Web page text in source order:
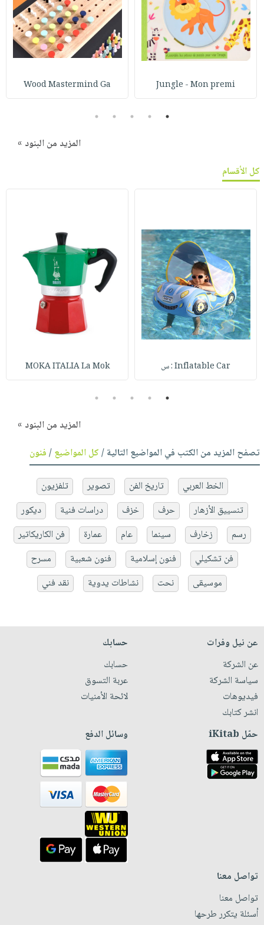
Jungle - Mon premi
Wood Mastermind Ga
1
2
3
4
5
المزيد من البنود »
كل الأقسام
Inflatable Car : س MOKA ITALIA La Mok
1
2
3
4
5
المزيد من البنود »
تصفح المزيد من الكتب في المواضيع التالية /كل المواضيع/فنون
الخط العربي تاريخ الفن تصوير
تلفزيون
تنسييق الأزهار
حرف خزف دراسات فنية
ديكور
رسم
زخارف سينما عام عمارة
فن الكاريكاتير
فن تشكيلي
فنون إسلامية فنون شعبية
مسرح
موسيقى
نحت نشاطات يدوية نقد فني
عن نيل وفرات
عن الشركة
سياسة الشركة
فيديوهات
انشر كتابك
حسابك
حسابك
عربة التسوق
لائحة الأمنيات
حمّل iKitab وسائل الدفع
تواصل معنا
تواصل معنا
أسئلة يتكرر طرحها